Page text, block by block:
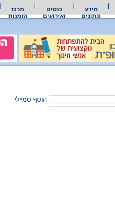
מידע
ונתונים
כנסים
ואירועים
מרכז
הזמנות
הוסף סמיילי